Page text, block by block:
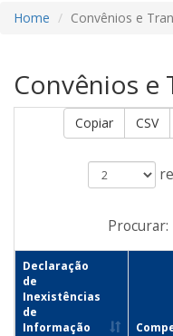
Home Convênios e
Convênios e
Copiar CSV
Procurar:
Declaração
de
Inexistências
de
Informação